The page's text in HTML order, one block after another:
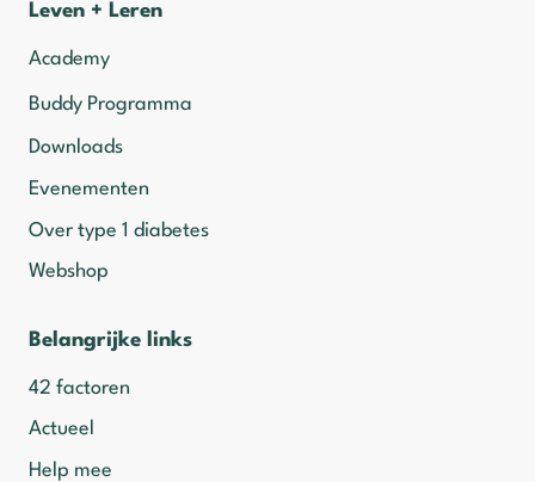
Leven + Leren
Academy
Buddy Programma
Downloads
Evenementen
Over type 1 diabetes
Webshop
Belangrijke links
42 factoren
Actueel
Help mee